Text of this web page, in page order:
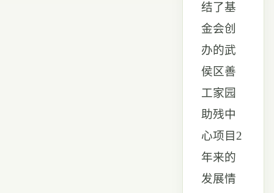
结了基
金会创
办的武
侯区善
工家园
助残中
心项目2
年来的
发展情